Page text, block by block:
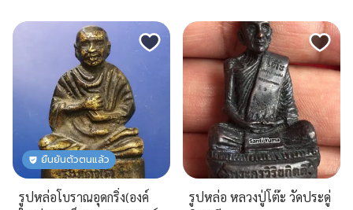
ยืนยันตัวตนแล้ว
รูปหล่อโบราณอุดกริ่ง(องค์
รูปหล่อ หลวงปู่โต๊ะ วัดประดู่